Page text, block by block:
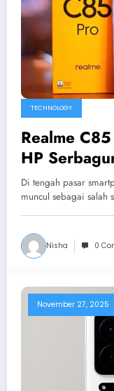
TECHNOLOGY
Realme
HP
Di tengah pasar
muncul sebagai salah
Nisha 0
November 27, 2025